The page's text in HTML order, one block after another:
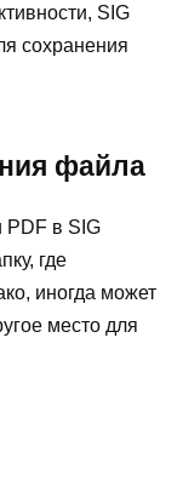
SIG
сохранения
файла
PDF в SIG
где
иногда может
место для